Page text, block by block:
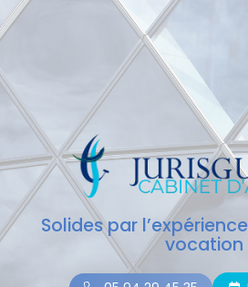
Solides par
vocation